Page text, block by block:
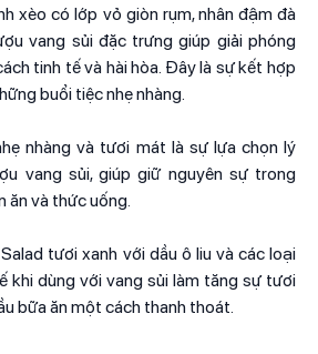
xèo có lớp vỏ giòn rụm, nhân đậm đà
vang sủi đặc trưng giúp giải phóng
tinh tế và hài hòa. Đây là sự kết hợp
buổi tiệc nhẹ nhàng.
nhàng và tươi mát là sự lựa chọn lý
vang sủi, giúp giữ nguyên sự trong
ăn và thức uống.
Salad tươi xanh với dầu ô liu và các loại
khi dùng với vang sủi làm tăng sự tươi
bữa ăn một cách thanh thoát.